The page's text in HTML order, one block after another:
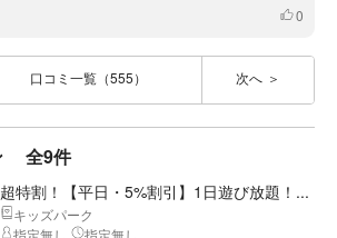
いいね
0
口コミ一覧（555） 次へ
全9件
超特割！【平日・5%割引】1日遊び放題！...
キッズパーク
指定無し
指定無し